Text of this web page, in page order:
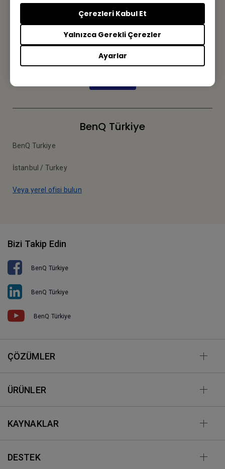
Ayarlar
Yalnızca Gerekli Çerezler
Çerezleri Kabul Et
Bültene kayıt olun
İlk siz haberdar olun.
BenQ Türkiye
BenQ Turkiye
İstanbul / Turkey
Veya yerel ofisi bulun
Bizi Takip Edin
BenQ Türkiye
BenQ Türkiye
BenQ Türkiye
ÇÖZÜMLER
ÜRÜNLER
KAYNAKLAR
DESTEK